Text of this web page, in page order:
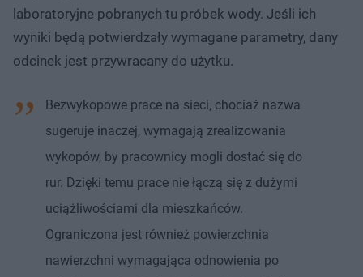
laboratoryjne pobranych tu próbek wody. Jeśli ich
wyniki będą potwierdzały wymagane parametry, dany
odcinek jest przywracany do użytku.
Bezwykopowe prace na sieci, chociaż nazwa
sugeruje inaczej, wymagają zrealizowania
wykopów, by pracownicy mogli dostać się do
rur. Dzięki temu prace nie łączą się z dużymi
uciążliwościami dla mieszkańców.
Ograniczona jest również powierzchnia
nawierzchni wymagająca odnowienia po